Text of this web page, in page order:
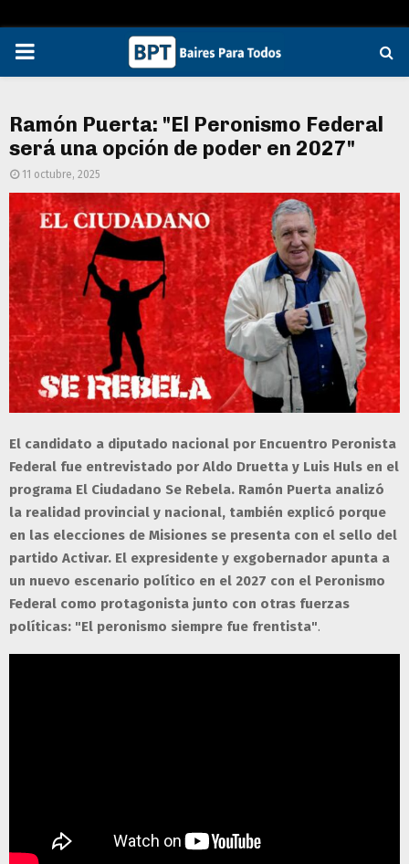
PRIMARY
Ramón Puerta: "El Peronismo Federal
será una opción de poder en 2027"
11 octubre, 2025
El candidato a diputado nacional por Encuentro Peronista
Federal fue entrevistado por Aldo Druetta y Luis Huls en el
programa El Ciudadano Se Rebela. Ramón Puerta analizó
la realidad provincial y nacional, también explicó porque
en las elecciones de Misiones se presenta con el sello del
partido Activar. El expresidente y exgobernador apunta a
un nuevo escenario político en el 2027 con el Peronismo
Federal como protagonista junto con otras fuerzas
políticas: "El peronismo siempre fue frentista".